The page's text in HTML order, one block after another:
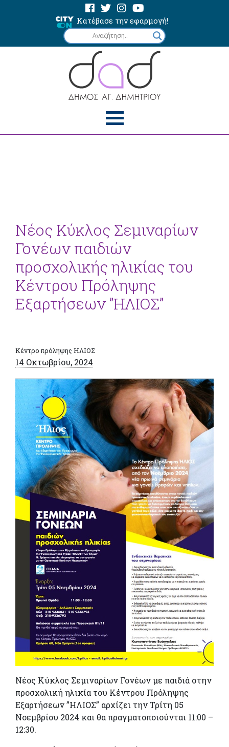
Κατέβασε την εφαρμογή!
Νέος Κύκλος Σεμιναρίων
Γονέων παιδιών
προσχολικής ηλικίας του
Κέντρου Πρόληψης
Εξαρτήσεων ”ΗΛΙΟΣ”
Κέντρο πρόληψης ΗΛΙΟΣ
14 Οκτωβρίου, 2024
Νέος Κύκλος Σεμιναρίων Γονέων με παιδιά στην
προσχολική ηλικία του Κέντρου Πρόληψης
Εξαρτήσεων ”ΗΛΙΟΣ” αρχίζει τηνΤρίτη 05
Νοεμβρίου 2024 και θα πραγματοποιούνται 11:00 –
12:30.